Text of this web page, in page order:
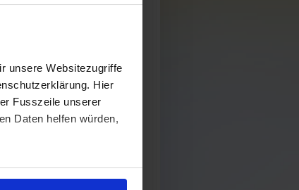
unsere Websitezugriffe
Hier
Fusszeile unserer
Daten helfen würden,